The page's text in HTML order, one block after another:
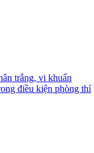
trắng, vi khuẩn
điều kiện phòng thí